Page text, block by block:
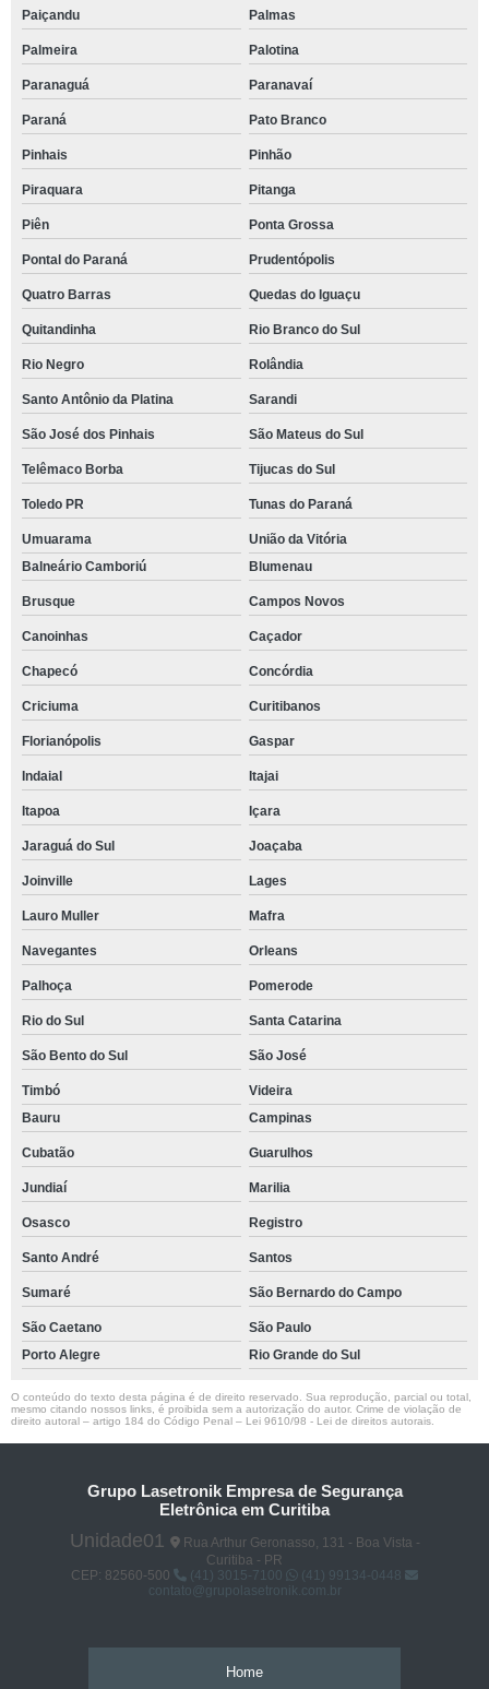
Paiçandu Palmas
Palmeira Palotina
Paranaguá Paranavaí
Paraná Pato Branco
Pinhais Pinhão
Piraquara Pitanga
Piên Ponta Grossa
Pontal do Paraná Prudentópolis
Quatro Barras Quedas do Iguaçu
Quitandinha Rio Branco do Sul
Rio Negro Rolândia
Santo Antônio da Platina Sarandi
São José dos Pinhais São Mateus do Sul
Telêmaco Borba Tijucas do Sul
Toledo PR Tunas do Paraná
Umuarama
União da Vitória
Balneário Camboriú
Blumenau
Brusque Campos Novos
Canoinhas Caçador
Chapecó Concórdia
Criciuma Curitibanos
Florianópolis Gaspar
Indaial Itajai
Itapoa Içara
Jaraguá do Sul Joaçaba
Joinville Lages
Lauro Muller Mafra
Navegantes Orleans
Palhoça Pomerode
Rio do Sul Santa Catarina
São Bento do Sul São José
Timbó
Videira
Bauru
Campinas
Cubatão Guarulhos
Jundiaí Marilia
Osasco Registro
Santo André Santos
Sumaré São Bernardo do Campo
São Caetano
São Paulo
Porto Alegre
Rio Grande do Sul
O conteúdo do texto desta página é de direito reservado. Sua reprodução, parcial ou total,
mesmo citando nossos links, é proibida sem a autorização do autor. Crime de violação de
direito autoral – artigo 184 do Código Penal – Lei 9610/98 - Lei de direitos autorais
Grupo Lasetronik Empresa de Segurança
Eletrônica em Curitiba
Unidade01
Rua Arthur Geronasso, 131 - Boa Vista -
Curitiba - PR
CEP: 82560-500
(41) 3015-7100
(41) 99134-0448
contato@grupolasetronik.com.br
Home